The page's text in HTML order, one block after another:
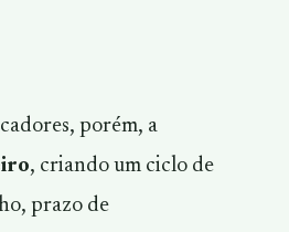
porém, a
, criando um ciclo de
prazo de